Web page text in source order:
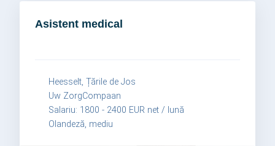
Asistent medical
Heesselt, Țările de Jos
Uw ZorgCompaan
Salariu: 1800 - 2400 EUR net / lună
Olandeză, mediu